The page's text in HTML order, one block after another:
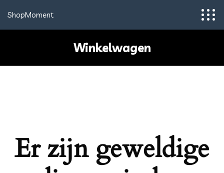
ShopMoment
Winkelwagen
Er zijn geweldige